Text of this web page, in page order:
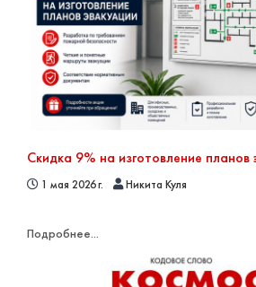
1 мая 2026 г. Никита Куля
Подробнее...